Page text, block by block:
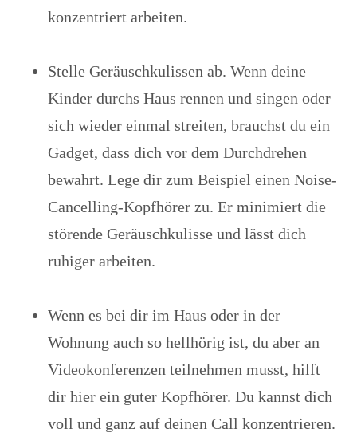
konzentriert arbeiten.
Stelle Geräuschkulissen ab. Wenn deine
Kinder durchs Haus rennen und singen oder
sich wieder einmal streiten, brauchst du ein
Gadget, dass dich vor dem Durchdrehen
bewahrt. Lege dir zum Beispiel einen Noise-
Cancelling-Kopfhörer zu. Er minimiert die
störende Geräuschkulisse und lässt dich
ruhiger arbeiten.
Wenn es bei dir im Haus oder in der
Wohnung auch so hellhörig ist, du aber an
Videokonferenzen teilnehmen musst, hilft
dir hier ein guter Kopfhörer. Du kannst dich
voll und ganz auf deinen Call konzentrieren.